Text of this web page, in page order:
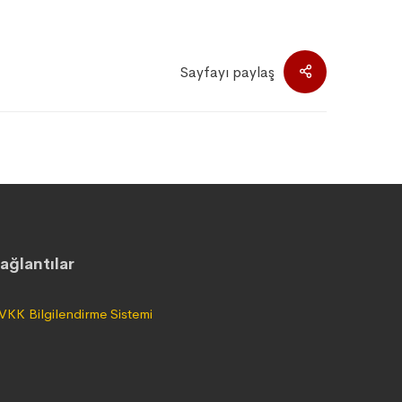
Sayfayı paylaş
Bilgilendirme Sistemi